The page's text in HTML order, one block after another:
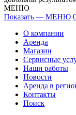
МЕНЮ
Показать — МЕНЮ
О компании
Аренда
Магазин
Сервисные
Наши работы
Новости
Аренда в
Контакты
Поиск